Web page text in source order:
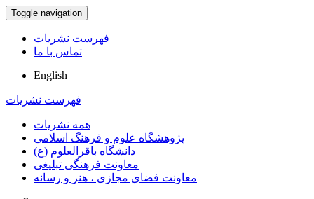
Toggle navigation
فهرست نشریات
تماس با ما
English
فهرست نشریات
همه نشریات
پژوهشگاه علوم و فرهنگ اسلامی
دانشگاه باقرالعلوم (ع)
معاونت فرهنگی تبلیغی
معاونت فضای مجازی ، هنر و رسانه